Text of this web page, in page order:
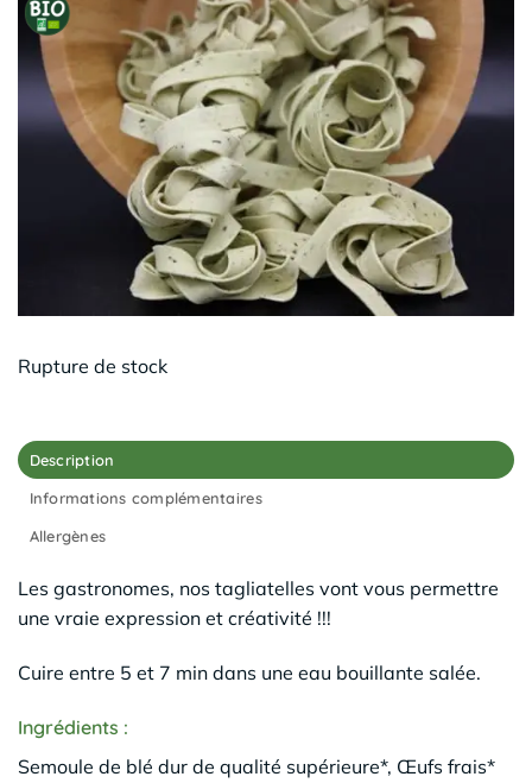
Rupture de stock
Description
Informations complémentaires
Allergènes
Les gastronomes, nos tagliatelles vont vous permettre
une vraie expression et créativité !!!
Cuire entre 5 et 7 min dans une eau bouillante salée.
Ingrédients :
Semoule de blé dur de qualité supérieure*, Œufs frais*